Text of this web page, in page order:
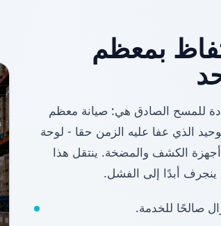
بمعظم
للمسح الصادق هي: صيانة معظم
الذي عفا عليه الزمن حقا - لوحة
الكشف والمضخة. ينتقل هذا
صالحًا للخدمة.